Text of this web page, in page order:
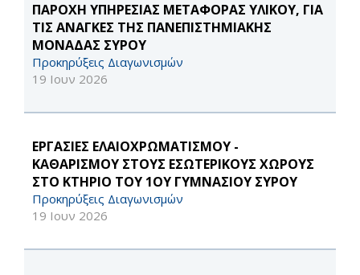
ΠΑΡΟΧΗ ΥΠΗΡΕΣΙΑΣ ΜΕΤΑΦΟΡΑΣ ΥΛΙΚΟΥ, ΓΙΑ
ΤΙΣ ΑΝΑΓΚΕΣ ΤΗΣ ΠΑΝΕΠΙΣΤΗΜΙΑΚΗΣ
ΜΟΝΑΔΑΣ ΣΥΡΟΥ
Προκηρύξεις Διαγωνισμών
19 Ιουν 2026
ΕΡΓΑΣΙΕΣ ΕΛΑΙΟΧΡΩΜΑΤΙΣΜΟΥ -
ΚΑΘΑΡΙΣΜΟΥ ΣΤΟΥΣ ΕΣΩΤΕΡΙΚΟΥΣ ΧΩΡΟΥΣ
ΣΤΟ ΚΤΗΡΙΟ ΤΟΥ 1ΟΥ ΓΥΜΝΑΣΙΟΥ ΣΥΡΟΥ
Προκηρύξεις Διαγωνισμών
19 Ιουν 2026